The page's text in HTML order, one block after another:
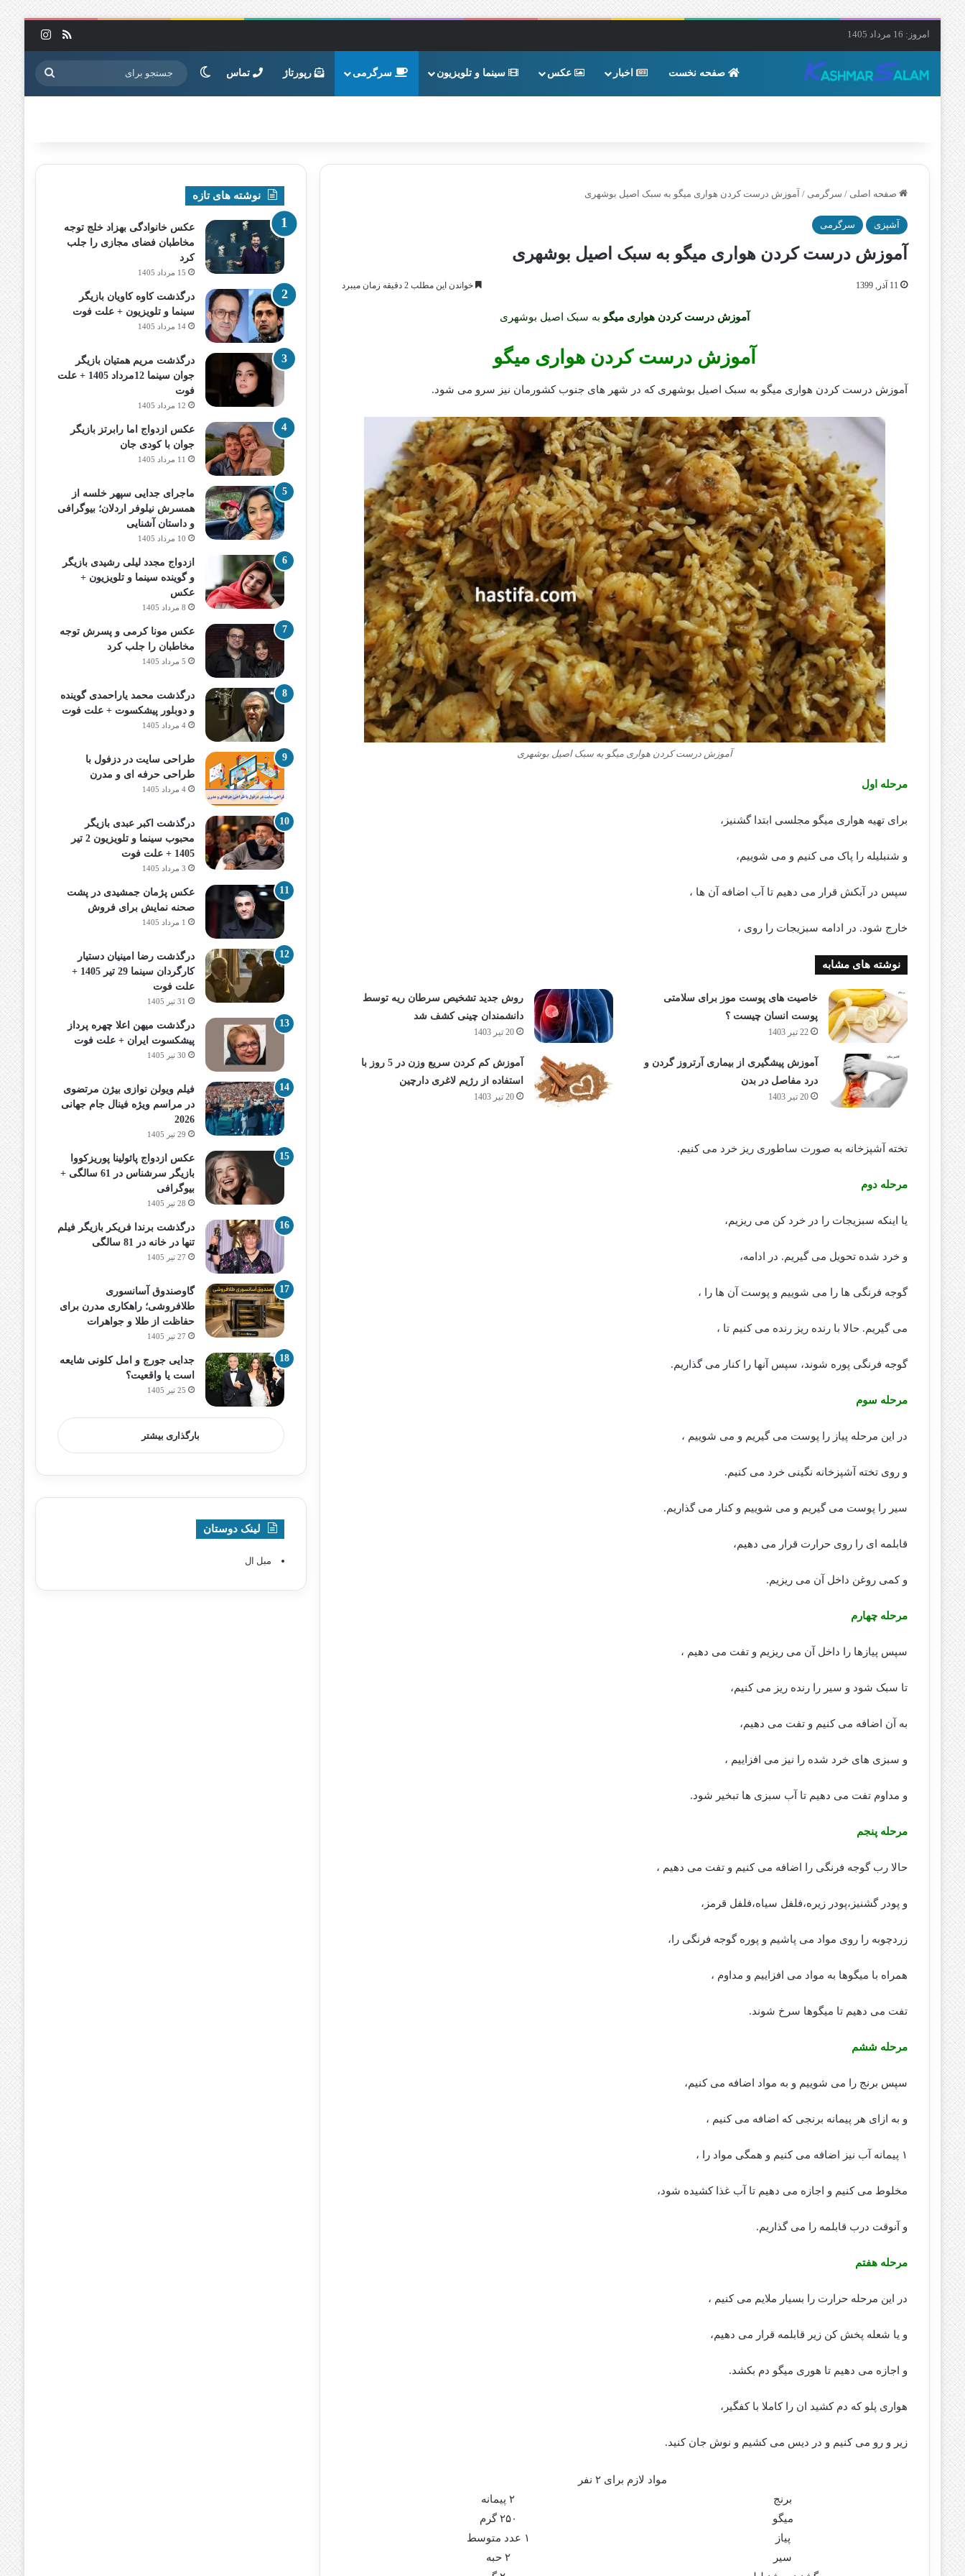
امروز: 16 مرداد 1405 خوراک
صفحه نخست اخبار عکس سینما و تلویزیون سرگرمی رپورتاژ تماس تغییر پوسته جستجو
برای
صفحه اصلی / سرگرمی / آموزش درست کردن هواری میگو به سبک اصیل بوشهری
آشپزی سرگرمی
آموزش درست کردن هواری میگو به سبک اصیل بوشهری
11 آذر, 1399 خواندن این مطلب 2 دقیقه زمان میبرد
آموزش درست کردن هواری میگو به سبک اصیل بوشهری
آموزش درست کردن هواری میگو
آموزش درست کردن هواری میگو به سبک اصیل بوشهری که در شهر های جنوب کشورمان نیز سرو می شود.
آموزش درست کردن هواری میگو به سبک اصیل بوشهری
مرحله اول
برای تهیه هواری میگو مجلسی ابتدا گشنیز،
و شنبلیله را پاک می کنیم و می شوییم،
سپس در آبکش قرار می دهیم تا آب اضافه آن ها ،
خارج شود. در ادامه سبزیجات را روی ،
نوشته های مشابه
خاصیت های پوست موز برای سلامتی
پوست انسان چیست ؟
22 تیر 1403
روش جدید تشخیص سرطان ریه توسط
دانشمندان چینی کشف شد
20 تیر 1403
آموزش پیشگیری از بیماری آرتروز گردن و
درد مفاصل در بدن
20 تیر 1403
آموزش کم کردن سریع وزن در 5 روز با
استفاده از رژیم لاغری دارچین
20 تیر 1403
تخته آشپزخانه به صورت ساطوری ریز خرد می کنیم.
مرحله دوم
یا اینکه سبزیجات را در خرد کن می ریزیم،
و خرد شده تحویل می گیریم. در ادامه،
گوجه فرنگی ها را می شوییم و پوست آن ها را ،
می گیریم. حالا با رنده ریز رنده می کنیم تا ،
گوجه فرنگی پوره شوند، سپس آنها را کنار می گذاریم.
مرحله سوم
در این مرحله پیاز را پوست می گیریم و می شوییم ،
و روی تخته آشپزخانه نگینی خرد می کنیم.
سیر را پوست می گیریم و می شوییم و کنار می گذاریم.
قابلمه ای را روی حرارت قرار می دهیم،
و کمی روغن داخل آن می ریزیم.
مرحله چهارم
سپس پیازها را داخل آن می ریزیم و تفت می دهیم ،
تا سبک شود و سیر را رنده ریز می کنیم،
به آن اضافه می کنیم و تفت می دهیم،
و سبزی های خرد شده را نیز می افزاییم ،
و مداوم تفت می دهیم تا آب سبزی ها تبخیر شود.
مرحله پنجم
حالا رب گوجه فرنگی را اضافه می کنیم و تفت می دهیم ،
و پودر گشنیز،پودر زیره،فلفل سیاه،فلفل قرمز،
زردچوبه را روی مواد می پاشیم و پوره گوجه فرنگی را،
همراه با میگوها به مواد می افزاییم و مداوم ،
تفت می دهیم تا میگوها سرخ شوند.
مرحله ششم
سپس برنج را می شوییم و به مواد اضافه می کنیم،
و به ازای هر پیمانه برنجی که اضافه می کنیم ،
۱ پیمانه آب نیز اضافه می کنیم و همگی مواد را ،
مخلوط می کنیم و اجازه می دهیم تا آب غذا کشیده شود،
و آنوقت درب قابلمه را می گذاریم.
مرحله هفتم
در این مرحله حرارت را بسیار ملایم می کنیم ،
و یا شعله پخش کن زیر قابلمه قرار می دهیم،
و اجازه می دهیم تا هوری میگو دم بکشد.
هواری پلو که دم کشید ان را کاملا با کفگیر،
زیر و رو می کنیم و در دیس می کشیم و نوش جان کنید.
مواد لازم برای ۲ نفر
برنج
۲ پیمانه
میگو
۲۵۰ گرم
پیاز
۱ عدد متوسط
سیر
۲ حبه
نوشته های تازه
عکس خانوادگی بهزاد خلج توجه
مخاطبان فضای مجازی را جلب
کرد
15 مرداد 1405
درگذشت کاوه کاویان بازیگر
سینما و تلویزیون + علت فوت
14 مرداد 1405
درگذشت مریم همتیان بازیگر
جوان سینما 12مرداد 1405 + علت
فوت
12 مرداد 1405
عکس ازدواج اما رابرتز بازیگر
جوان با کودی جان
11 مرداد 1405
ماجرای جدایی سپهر خلسه از
همسرش نیلوفر اردلان؛ بیوگرافی
و داستان آشنایی
10 مرداد 1405
ازدواج مجدد لیلی رشیدی بازیگر
و گوینده سینما و تلویزیون +
عکس
8 مرداد 1405
عکس مونا کرمی و پسرش توجه
مخاطبان را جلب کرد
5 مرداد 1405
درگذشت محمد یاراحمدی گوینده
و دوبلور پیشکسوت + علت فوت
4 مرداد 1405
طراحی سایت در دزفول با
طراحی حرفه‌ ای و مدرن
4 مرداد 1405
درگذشت اکبر عبدی بازیگر
محبوب سینما و تلویزیون 2 تیر
1405 + علت فوت
3 مرداد 1405
عکس پژمان جمشیدی در پشت
صحنه نمایش برای فروش
1 مرداد 1405
درگذشت رضا امینیان دستیار
کارگردان سینما 29 تیر 1405 +
علت فوت
31 تیر 1405
درگذشت میهن اعلا چهره پرداز
پیشکسوت ایران + علت فوت
30 تیر 1405
فیلم ویولن نوازی بیژن مرتضوی
در مراسم ویژه فینال جام جهانی
2026
29 تیر 1405
عکس ازدواج پائولینا پوریزکووا
بازیگر سرشناس در 61 سالگی +
بیوگرافی
28 تیر 1405
درگذشت برندا فریکر بازیگر فیلم
تنها در خانه در 81 سالگی
27 تیر 1405
گاوصندوق آسانسوری
طلافروشی؛ راهکاری مدرن برای
حفاظت از طلا و جواهرات
27 تیر 1405
جدایی جورج و امل کلونی شایعه
است یا واقعیت؟
25 تیر 1405
بارگذاری بیشتر
لینک دوستان
مبل ال